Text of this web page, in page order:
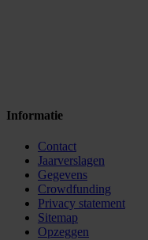
Informatie
Contact
Jaarverslagen
Gegevens
Crowdfunding
Privacy statement
Sitemap
Opzeggen